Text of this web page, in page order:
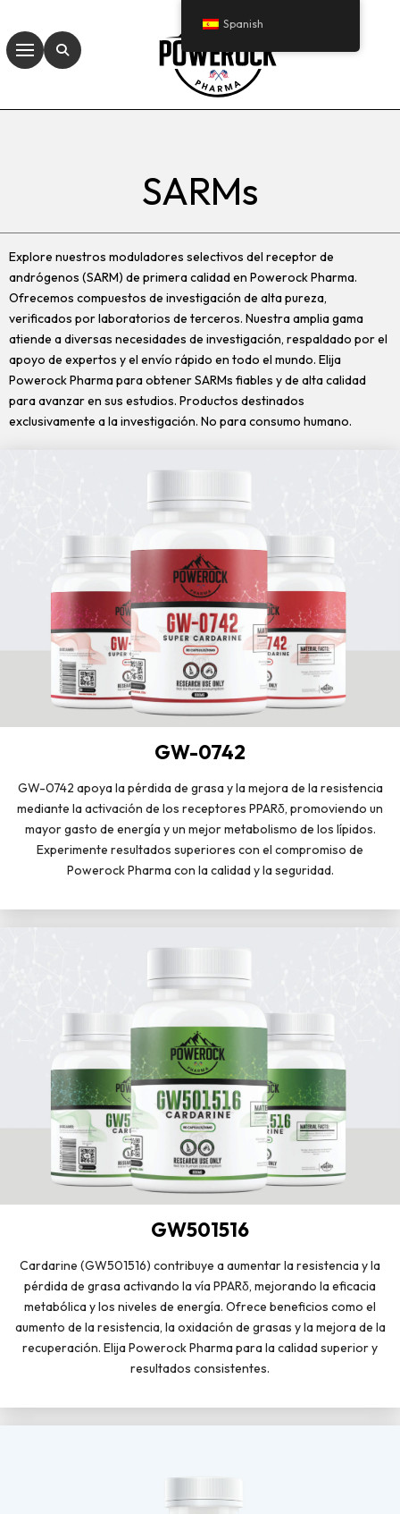
SARMs
Explore nuestros moduladores selectivos del receptor de
andrógenos (SARM) de primera calidad en Powerock Pharma.
Ofrecemos compuestos de investigación de alta pureza,
verificados por laboratorios de terceros. Nuestra amplia gama
atiende a diversas necesidades de investigación, respaldado por el
apoyo de expertos y el envío rápido en todo el mundo. Elija
Powerock Pharma para obtener SARMs fiables y de alta calidad
para avanzar en sus estudios. Productos destinados
exclusivamente a la investigación. No para consumo humano.
GW-0742
GW-0742 apoya la pérdida de grasa y la mejora de la resistencia
mediante la activación de los receptores PPARδ, promoviendo un
mayor gasto de energía y un mejor metabolismo de los lípidos.
Experimente resultados superiores con el compromiso de
Powerock Pharma con la calidad y la seguridad.
GW501516
Cardarine (GW501516) contribuye a aumentar la resistencia y la
pérdida de grasa activando la vía PPARδ, mejorando la eficacia
metabólica y los niveles de energía. Ofrece beneficios como el
aumento de la resistencia, la oxidación de grasas y la mejora de la
recuperación. Elija Powerock Pharma para la calidad superior y
resultados consistentes.
Spanish